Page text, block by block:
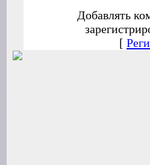
Добавлять
[